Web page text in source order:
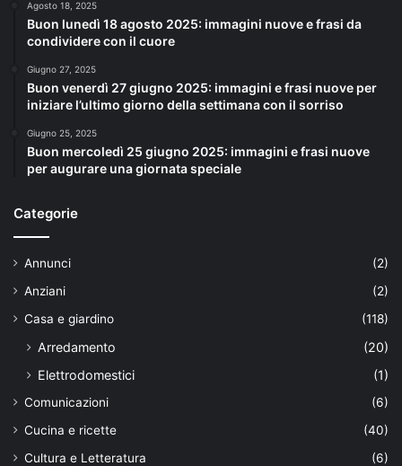
Agosto 18, 2025
Buon lunedì 18 agosto 2025: immagini nuove e frasi da
condividere con il cuore
Giugno 27, 2025
Buon venerdì 27 giugno 2025: immagini e frasi nuove per
iniziare l’ultimo giorno della settimana con il sorriso
Giugno 25, 2025
Buon mercoledì 25 giugno 2025: immagini e frasi nuove
per augurare una giornata speciale
Categorie
Annunci
(2)
Anziani
(2)
Casa e giardino
(118)
Arredamento
(20)
Elettrodomestici
(1)
Comunicazioni
(6)
Cucina e ricette
(40)
Cultura e Letteratura
(6)